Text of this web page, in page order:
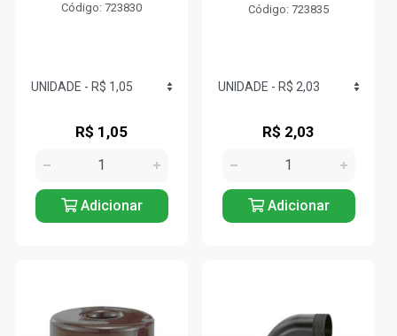
Código: 723830
R$ 1,05
Adicionar
Código: 723835
R$ 2,03
Adicionar